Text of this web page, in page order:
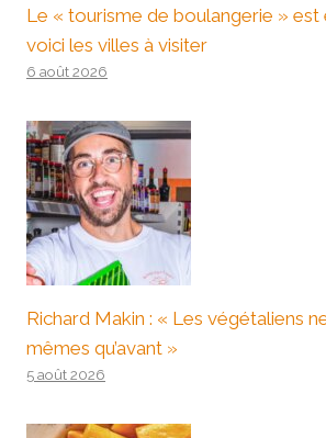
Le « tourisme de boulangerie » est
voici les villes à visiter
6 août 2026
Richard Makin : « Les végétaliens
mêmes qu’avant »
5 août 2026